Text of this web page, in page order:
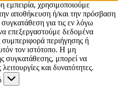
εμπειρία, χρησιμοποιούμε
αποθήκευση ή/και την πρόσβαση
για τις εν λόγω
επεξεργαστούμε δεδομένα
περιήγησης ή
τον ιστότοπο. Η μη
συγκατάθεσης, μπορεί να
και δυνατότητες.